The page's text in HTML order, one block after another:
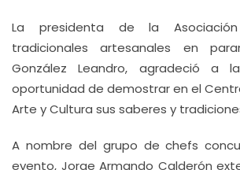
La presidenta de la
tradicionales artesanales en
González Leandro, agradeció a
oportunidad de demostrar en el
Arte y Cultura sus saberes y
A nombre del grupo de chefs
evento, Jorge Armando Calderón